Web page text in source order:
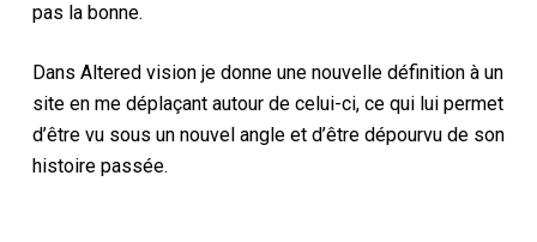
pas la bonne.
Dans Altered vision je donne une nouvelle définition à un
site en me déplaçant autour de celui-ci, ce qui lui permet
d’être vu sous un nouvel angle et d’être dépourvu de son
histoire passée.